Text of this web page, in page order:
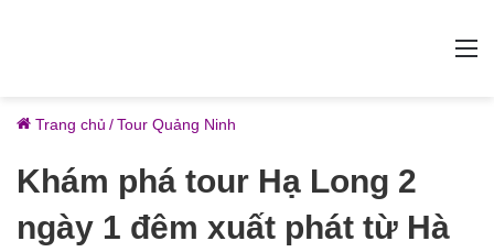
Trang chủ /Tour Quảng Ninh
Khám phá tour Hạ Long 2
ngày 1 đêm xuất phát từ Hà